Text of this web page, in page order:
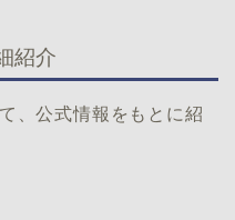
紹介
、公式情報をもとに紹